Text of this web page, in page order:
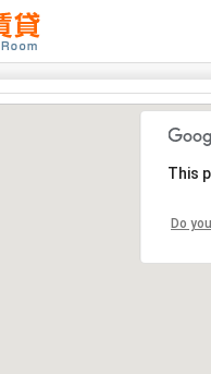
This
Do